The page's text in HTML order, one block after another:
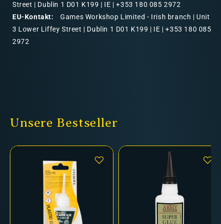
Street | Dublin 1 D01 K199 | IE | +353 180 085 2972
EU-Kontakt:
Games Workshop Limited - Irish branch | Unit
3 Lower Liffey Street | Dublin 1 D01 K199 | IE | +353 180 085
2972
Unsere Bestseller